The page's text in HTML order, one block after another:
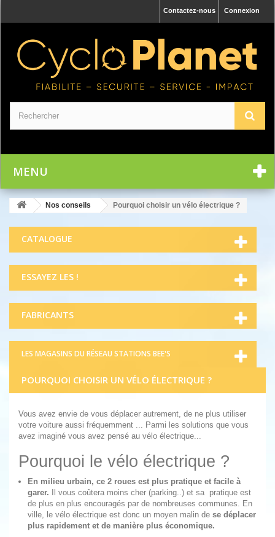
Connexion
Contactez-nous
MENU
Nos conseils Pourquoi choisir un vélo électrique ?
CATALOGUE
ESSAYEZ LES !
FABRICANTS
LES MAGASINS DU RÉSEAU STATIONS BEE'S
POURQUOI CHOISIR UN VÉLO ÉLECTRIQUE ?
Vous avez envie de vous déplacer autrement, de ne plus utiliser
votre voiture aussi fréquemment ... Parmi les solutions que vous
avez imaginé vous avez pensé au vélo électrique...
Pourquoi le vélo électrique ?
En milieu urbain, ce 2 roues est plus pratique et facile à
garer. Il vous coûtera moins cher (parking..) et sa pratique est
de plus en plus encouragés par de nombreuses communes. En
ville, le vélo électrique est donc un moyen malin de se déplacer
plus rapidement et de manière plus économique.